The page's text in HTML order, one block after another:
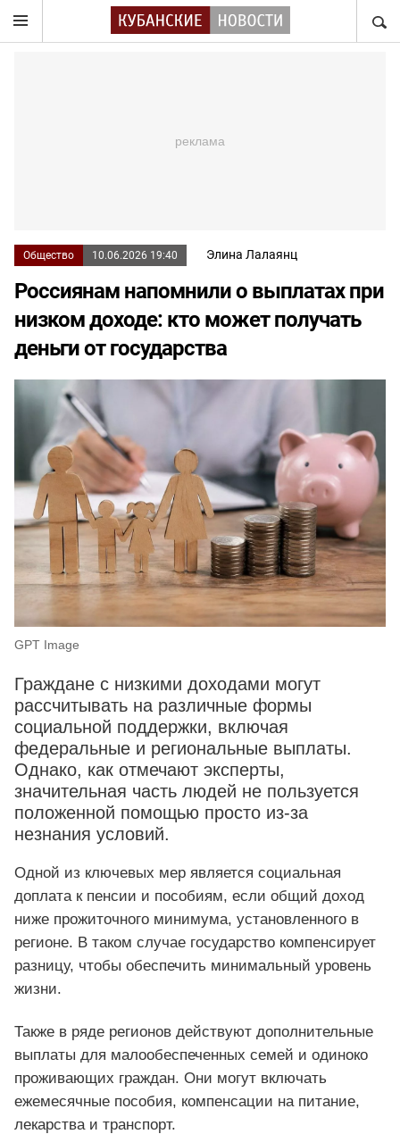
Общество 10.06.2026 19:40 Элина Лалаянц
Россиянам напомнили о выплатах при
низком доходе: кто может получать
деньги от государства
GPT Image
Граждане с низкими доходами могут
рассчитывать на различные формы
социальной поддержки, включая
федеральные и региональные выплаты.
Однако, как отмечают эксперты,
значительная часть людей не пользуется
положенной помощью просто из-за
незнания условий.
Одной из ключевых мер является социальная
доплата к пенсии и пособиям, если общий доход
ниже прожиточного минимума, установленного в
регионе. В таком случае государство компенсирует
разницу, чтобы обеспечить минимальный уровень
жизни.
Также в ряде регионов действуют дополнительные
выплаты для малообеспеченных семей и одиноко
проживающих граждан. Они могут включать
ежемесячные пособия, компенсации на питание,
лекарства и транспорт.